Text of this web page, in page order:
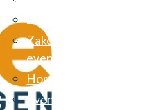
ZZP verzekering
Zakelijke
Horecaverzekeringen
Evenementen